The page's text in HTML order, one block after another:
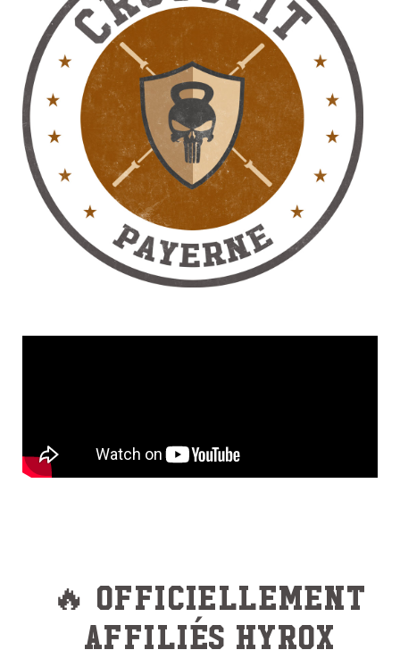
🔥 Officiellement
affiliés HYROX